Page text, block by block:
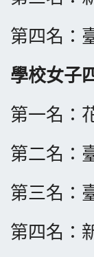
​第四名：
學校女子
第一名：
第二名：
第三名：
第四名：